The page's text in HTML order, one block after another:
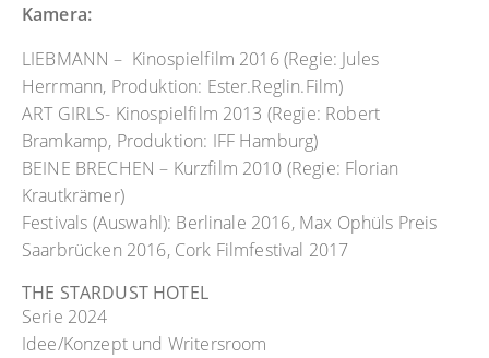
Kamera:
LIEBMANN – Kinospielfilm 2016 (Regie: Jules
Herrmann, Produktion: Ester.Reglin.Film)
ART GIRLS- Kinospielfilm 2013 (Regie: Robert
Bramkamp, Produktion: IFF Hamburg)
BEINE BRECHEN – Kurzfilm 2010 (Regie: Florian
Krautkrämer)
Festivals (Auswahl): Berlinale 2016, Max Ophüls Preis
Saarbrücken 2016, Cork Filmfestival 2017
THE STARDUST HOTEL
Serie 2024
Idee/Konzept und Writersroom